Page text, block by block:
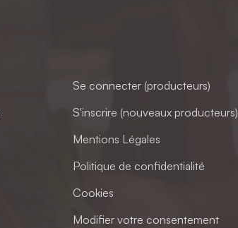
Se connecter (producteurs)
S'inscrire (nouveaux producteurs)
Mentions Légales
Politique de confidentialité
Cookies
Modifier votre consentement